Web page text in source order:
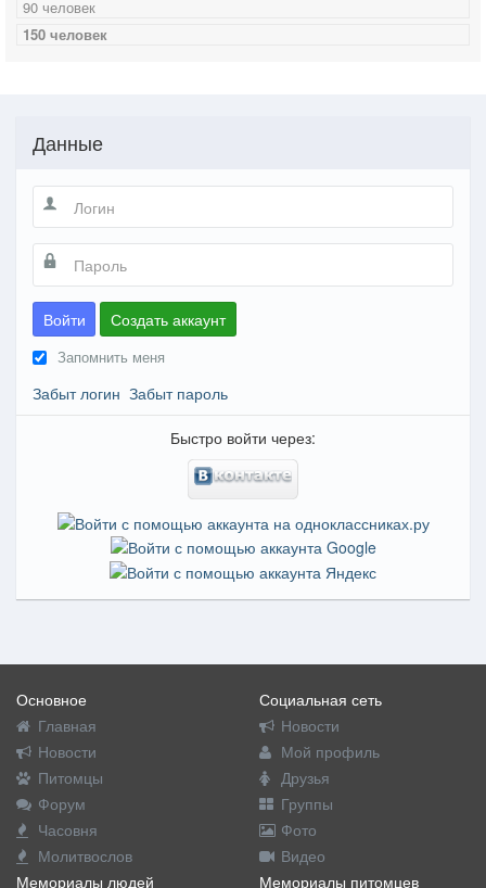
90 человек
150 человек
Данные
Войти Создать аккаунт
Запомнить меня
Забыт логин Забыт пароль
Быстро войти через:
Основное
Главная
Новости
Питомцы
Форум
Часовня
Молитвослов
Социальная сеть
Новости
Мой профиль
Друзья
Группы
Фото
Видео
Мемориалы людей
Мемориалы питомцев